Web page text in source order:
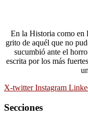
En la Historia como en
grito de aquél que no
sucumbió ante el
escrita por los más
X-twitter Instagram
Secciones